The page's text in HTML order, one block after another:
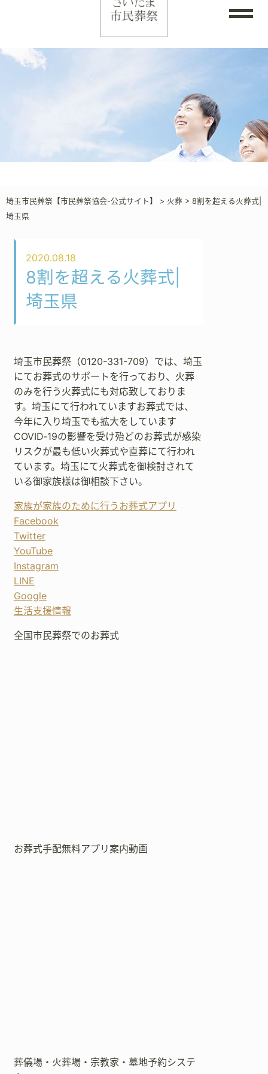
埼玉市民葬祭【市民葬祭協会-公式サイト】 > 火葬 > 8割を超える火葬式|
埼玉県
2020.08.18
8割を超える火葬式|
埼玉県
埼玉市民葬祭（0120-331-709）では、埼玉
にてお葬式のサポートを行っており、火葬
のみを行う火葬式にも対応致しておりま
す。埼玉にて行われていますお葬式では、
今年に入り埼玉でも拡大をしています
COVID‐19の影響を受け殆どのお葬式が感染
リスクが最も低い火葬式や直葬にて行われ
ています。埼玉にて火葬式を御検討されて
いる御家族様は御相談下さい。
家族が家族のために行うお葬式アプリ
Facebook
Twitter
YouTube
Instagram
LINE
Google
生活支援情報
全国市民葬祭でのお葬式
お葬式手配無料アプリ案内動画
葬儀場・火葬場・宗教家・墓地予約システ